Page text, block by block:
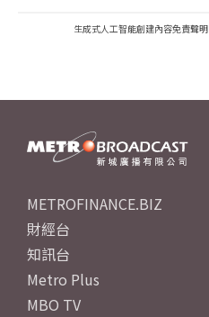
生成式人工智能創建內容免責聲明
METROFINANCE.BIZ
財經台
知訊台
Metro Plus
MBO TV